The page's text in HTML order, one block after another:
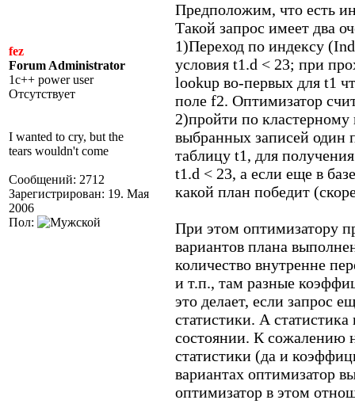
fez
Forum Administrator
1c++ power user
Отсутствует
I wanted to cry, but the
tears wouldn't come
Сообщений: 2712
Зарегистрирован: 19. Мая
2006
Пол:
Предположим, что есть
Такой запрос имеет два
1)Переход по индексу
условия t1.d < 23; при
lookup во-первых для t1
поле f2. Оптимизатор
2)пройти по
выбранных записей один
таблицу t1, для
t1.d < 23, а если еще в
какой план победит
При этом оптимизатору
вариантов плана
количество внутренне
и т.п., там разные
это делает, если запрос
статистики. А
состоянии. К сожалению
статистики (да и
вариантах оптимизатор
оптимизатор в этом